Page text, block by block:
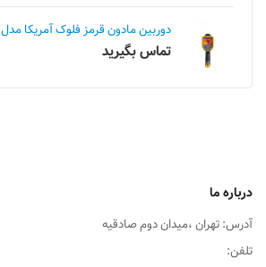
دوربین مادون قرمز فلوک آمریکا مدل Fluke TiS45
تماس بگیرید
درباره ما
آدرس: تهران ،میدان دوم صادقیه
تلفن: